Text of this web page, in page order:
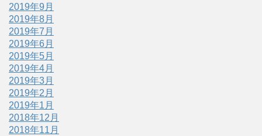
2019年9月
2019年8月
2019年7月
2019年6月
2019年5月
2019年4月
2019年3月
2019年2月
2019年1月
2018年12月
2018年11月